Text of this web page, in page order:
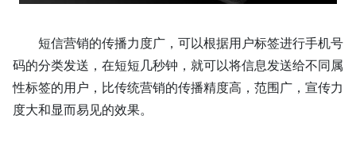
短信营销的传播力度广， 可以根据用户标签进行手机号
码的分类发送 ，在短短几秒钟，就可以将信息发送给不同 属
性标签的用户，比传统营销的传播精度高 ，范围 广 ，宣传力
度大和显而易见的效果。